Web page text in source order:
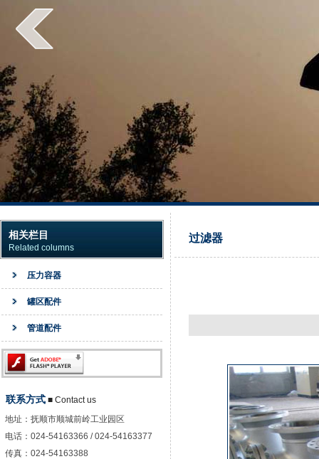
相关栏目
Related columns
压力容器
罐区配件
管道配件
联系方式 ■ Contact us
地址：
电话：
传真：
抚顺市顺城前岭工业园区
024-54163366 / 024-54163377
024-54163388
过滤器